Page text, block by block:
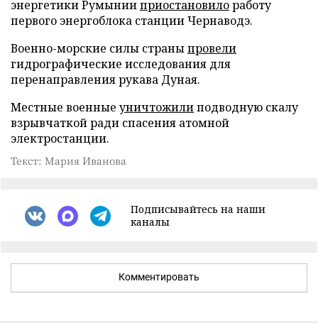
энергетики Румынииприостановилоработу
первого энергоблока станции Чернаводэ.
Военно-морские силы страныпровели
гидрографические исследования для
перенаправления рукава Дуная.
Местные военные уничтожилиподводную скалу
взрывчаткой ради спасения атомной
электростанции.
Текст: Мария Иванова
Подписывайтесь на наши
каналы
Комментировать